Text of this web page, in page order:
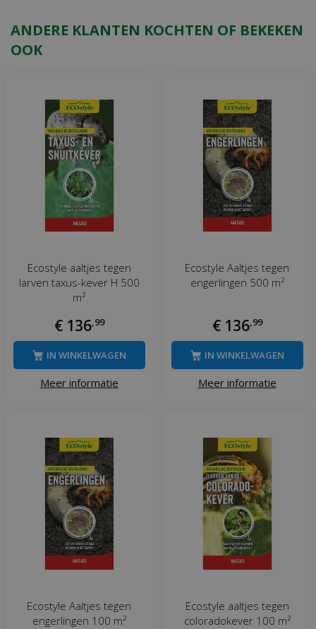
ANDERE KLANTEN KOCHTEN OF BEKEKEN
OOK
Ecostyle aaltjes tegen
larven taxus-kever H 500
m²
€ 136,99
Meer informatie
IN WINKELWAGEN
Ecostyle Aaltjes tegen
engerlingen 500 m²
€ 136,99
Meer informatie
IN WINKELWAGEN
Ecostyle Aaltjes tegen
engerlingen 100 m²
Ecostyle aaltjes tegen
coloradokever 100 m²